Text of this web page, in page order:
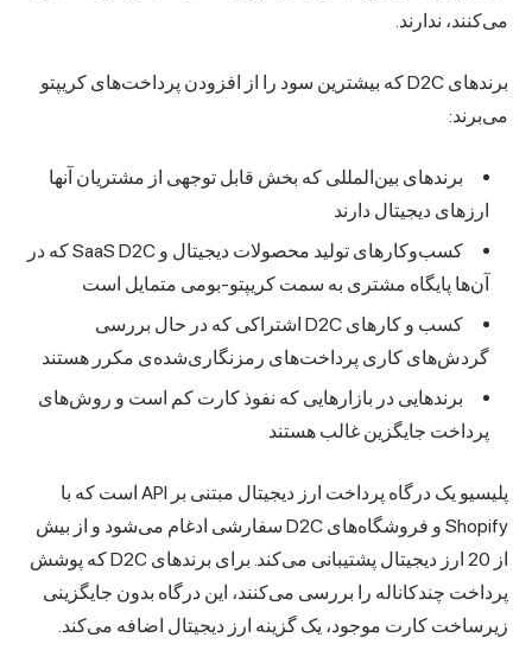
ندارند.
برندهای D2C که بیشترین سود را از افزودن پرداخت‌های کریپتو
برندهای بین‌المللی که بخش قابل توجهی از مشتریان آنها
ارزهای دیجیتال دارند
کسب‌وکارهای تولید محصولات دیجیتال و SaaS D2C که در
آن‌ها پایگاه مشتری به سمت کریپتو-بومی متمایل است
کسب و کارهای D2C اشتراکی که در حال بررسی
گردش‌های کاری پرداخت‌های رمزنگاری‌شده‌ی مکرر هستند
برندهایی در بازارهایی که نفوذ کارت کم است و روش‌های
پرداخت جایگزین غالب هستند
یک درگاه پرداخت ارز دیجیتال مبتنی بر API است که با
Shopify و فروشگاه‌های D2C سفارشی ادغام می‌شود و از بیش
از 20 ارز دیجیتال پشتیبانی می‌کند. برای برندهای D2C که پوشش
چندکاناله را بررسی می‌کنند، این درگاه بدون جایگزینی
کارت موجود، یک گزینه ارز دیجیتال اضافه می‌کند.